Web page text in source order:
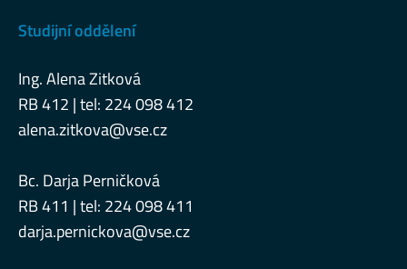
Studijní oddělení
Ing. Alena Zitková
RB 412 | tel: 224 098 412
alena.zitkova@vse.cz
Bc. Darja Perničková
RB 411 | tel: 224 098 411
darja.pernickova@vse.cz